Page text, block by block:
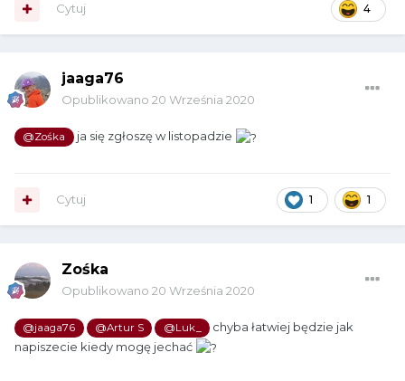
4
Cytuj
jaaga76
Opublikowano 20 Września 2020
@Zośka ja się zgłoszę w listopadzie
1 1
Cytuj
Zośka
Opublikowano 20 Września 2020
@jaaga76 @Artur S @Luk_
chyba łatwiej będzie jak
napiszecie kiedy mogę jechać